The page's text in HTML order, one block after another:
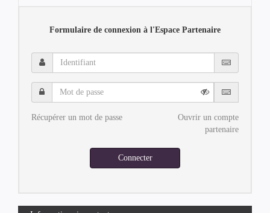
Formulaire de connexion à l'Espace Partenaire
Identifiant
Mot
de
Récupérer un mot de passe
Ouvrir un compte
partenaire
Connecter